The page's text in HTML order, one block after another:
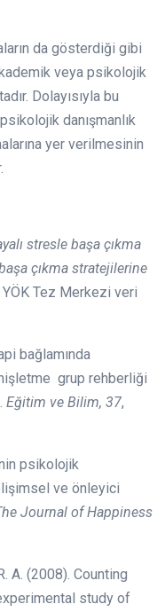
da gösterdiği gibi
veya psikolojik
Dolayısıyla bu
danışmanlık
yer verilmesinin
stresle başa çıkma
çıkma stratejilerine
YÖK Tez Merkezi veri
bağlamında
grup rehberliği
Eğitim ve Bilim, 37,
psikolojik
ve önleyici
Journal of Happiness
A. (2008). Counting
study of